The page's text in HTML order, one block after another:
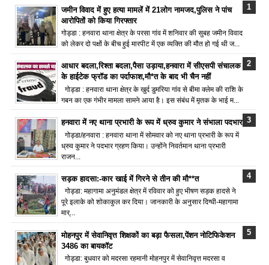
जमीन विवाद में हुए हत्या मामलें में 21लोग नामजद,पुलिस ने पांच
आरोपितों को किया गिरफ्तार
गोड्डा : हनवारा थाना क्षेत्र के परसा गांव में शनिवार की सुबह जमीन विवाद
को लेकर दो पक्षों के बीच हुई मारपीट में एक व्यक्ति की मौत हो गई थी ज...
आधार बदला,रिश्ता बदला,पैसा उड़ाया,हनवारा में सीएसपी संचालक
के हाईटेक फ्रॉड का पर्दाफाश,मौ*त के बाद भी चैन नहीं
गोड्डा : हनवारा थाना क्षेत्र के खुर्द डुमरिया गांव से बीमा क्लेम की राशि के
गबन का एक गंभीर मामला सामने आया है। इस संबंध में मृतक के भाई म...
हनवारा में नए थाना प्रभारी के रूप में ध्रुव कुमार ने संभाला पदभार
गोड्डा/हनवारा : हनवारा थाना में सोमवार को नए थाना प्रभारी के रूप में
ध्रुव कुमार ने पदभार ग्रहण किया। उन्होंने निवर्तमान थाना प्रभारी
राजन...
सड़क हादसा:-कार खाई में गिरने से तीन की मौ**त
गोड्डा: महागामा अनुमंडल क्षेत्र में रविवार को हुए भीषण सड़क हादसे ने
पूरे इलाके को शोकाकुल कर दिया। जानकारी के अनुसार दिग्घी-महागामा
मार्...
मोहनपुर में सेवानिवृत्त शिक्षकों का बड़ा फैसला,पेंशन नोटिफिकेशन
3486 का बायकॉट
गोड्डा: बुधवार को मदरसा रहमानी मोहनपुर में सेवानिवृत्त मदरसा व